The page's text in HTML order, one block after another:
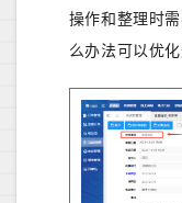
操作和整理时
么办法可以优化